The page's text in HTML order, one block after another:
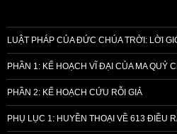
LUẬT PHÁP CỦA ĐỨC CHÚA TRỜI: LỜI
PHẦN 1: KẾ HOẠCH VĨ ĐẠI CỦA MA QUỶ
PHẦN 2: KẾ HOẠCH CỨU RỖI GIẢ
PHỤ LỤC 1: HUYỀN THOẠI VỀ 613 ĐIỀU